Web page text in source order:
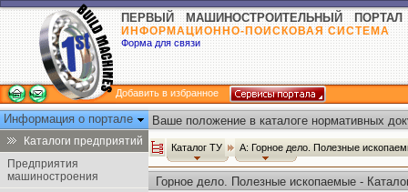
ПЕРВЫЙ МАШИНОСТРОИТЕЛЬНЫЙ ПОРТАЛ
ИНФОРМАЦИОННО-ПОИСКОВАЯ СИСТЕМА
Форма для связи
Добавить в избранное
Информация о портале
Каталоги предприятий
Предприятия
машиностроения
Ваше положение в каталоге нормативных
Каталог ТУ А: Горное дело. Полезные
Горное дело. Полезные ископаемые -